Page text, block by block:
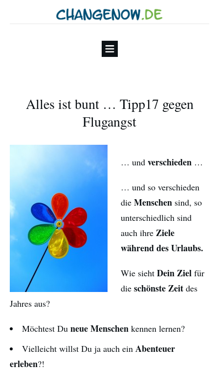
Alles ist bunt … Tipp17 gegen
Flugangst
… und verschieden …
… und so verschieden
die Menschen sind, so
unterschiedlich sind
auch ihre Ziele
während des Urlaubs.
Wie sieht Dein Ziel für
die schönste Zeit des
Jahres aus?
Möchtest Du neue Menschen kennen lernen?
Vielleicht willst Du ja auch ein Abenteuer
erleben?!